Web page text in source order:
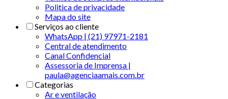
Politica de privacidade
Mapa do site
Serviços ao cliente
WhatsApp | (21) 97971-2181
Central de atendimento
Canal Confidencial
Assessoria de Imprensa |
paula@agenciaamais.com.br
Categorias
Ar e ventilação